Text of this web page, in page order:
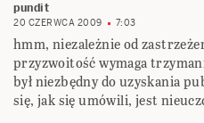
pundit
20 CZERWCA 2009 7:03
hmm, niezależnie od
przyzwoitość wymaga
był niezbędny do uzyskania
się, jak się umówili, jest